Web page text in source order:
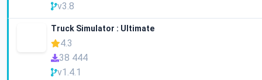
v3.8
Truck Simulator : Ultimate
4.3
38 444
v1.4.1